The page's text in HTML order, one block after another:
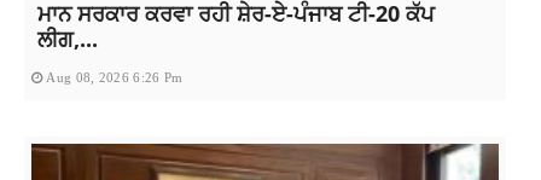
ਮਾਨ ਸਰਕਾਰ ਕਰਵਾ ਰਹੀ ਸ਼ੇਰ-ਏ-ਪੰਜਾਬ ਟੀ-20 ਕੱਪ
ਲੀਗ,...
Aug 08, 2026 6:26 Pm